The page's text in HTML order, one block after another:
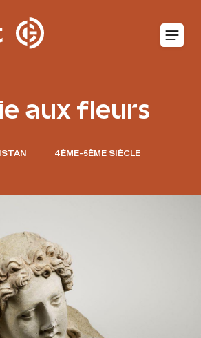
aux fleurs
4ÈME-5ÈME SIÈCLE